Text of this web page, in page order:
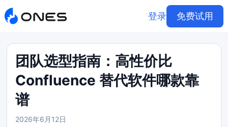
登录 免费试用
团队选型指南：高性价比
Confluence 替代软件哪款靠
谱
2026年6月12日